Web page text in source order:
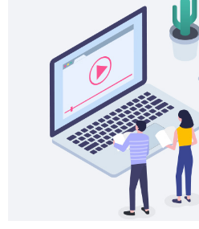
고객상담센터